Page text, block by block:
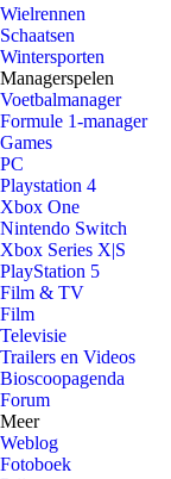
Wielrennen
Schaatsen
Wintersporten
Managerspelen
Voetbalmanager
Formule 1-manager
Games
PC
Playstation 4
Xbox One
Nintendo Switch
Xbox Series X|S
PlayStation 5
Film & TV
Film
Televisie
Trailers en Videos
Bioscoopagenda
Forum
Meer
Weblog
Fotoboek